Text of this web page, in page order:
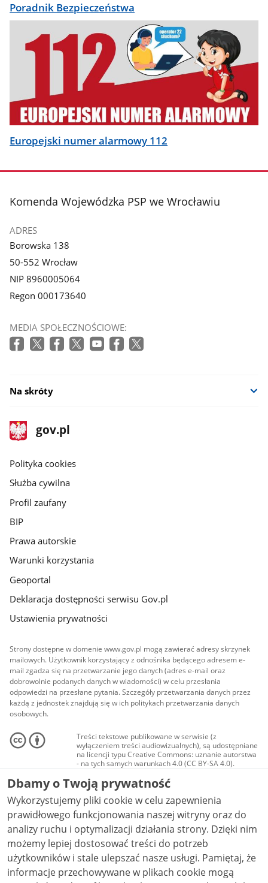
Poradnik Bezpieczeństwa
Europejski numer alarmowy 112
stopka
Komenda Wojewódzka PSP we Wrocławiu
ADRES
Borowska 138
50-552 Wrocław
NIP 8960005064
Regon 000173640
MEDIA SPOŁECZNOŚCIOWE:
Na skróty
stopka
gov.pl
Strona
gov.pl
gov.pl
Polityka cookies
Służba cywilna
Profil zaufany
BIP
Prawa autorskie
Warunki korzystania
Geoportal
Deklaracja dostępności serwisu Gov.pl
Ustawienia prywatności
Strony dostępne w domenie www.gov.pl mogą zawierać adresy skrzynek
mailowych. Użytkownik korzystający z odnośnika będącego adresem e-
mail zgadza się na przetwarzanie jego danych (adres e-mail oraz
dobrowolnie podanych danych w wiadomości) w celu przesłania
odpowiedzi na przesłane pytania. Szczegóły przetwarzania danych przez
każdą z jednostek znajdują się w ich politykach przetwarzania danych
osobowych.
Treści tekstowe publikowane w serwisie (z
wyłączeniem treści audiowizualnych), są udostępniane
na licencji typu Creative Commons: uznanie autorstwa
- na tych samych warunkach 4.0 (CC BY-SA 4.0).
Materiały audiowizualne, w tym zdjęcia, materiały
audio i wideo, są udostępniane na licencji typu
Creative Commons: uznanie autorstwa użycie
niekomercyjne - bez utworów zależnych 4.0 (CC BY-
NC-ND 4.0), o ile nie jest to stwierdzone inaczej.
Dbamy o Twoją prywatność
Wykorzystujemy pliki cookie w celu zapewnienia
prawidłowego funkcjonowania naszej witryny oraz do
analizy ruchu i optymalizacji działania strony. Dzięki nim
możemy lepiej dostosować treści do potrzeb
użytkowników i stale ulepszać nasze usługi. Pamiętaj, że
informacje przechowywane w plikach cookie mogą